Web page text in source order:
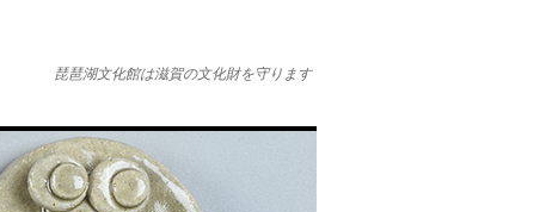
琵琶湖文化館は滋賀の文化財を守ります